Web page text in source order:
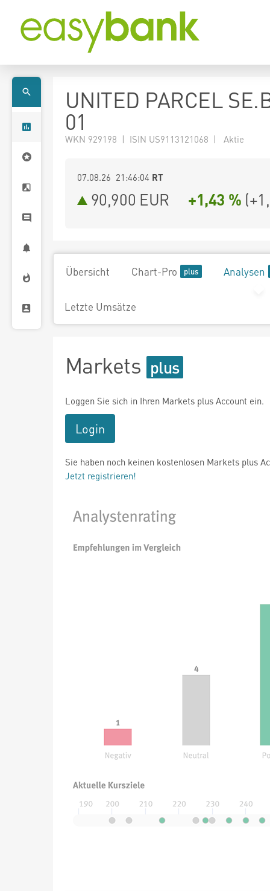
UNITED PARCEL
01
WKN 929198 | ISIN US9113121068 | Aktie
07.08.26 21:46:04 RT
90,900 EUR +1,43 % (
Übersicht Chart-Pro Analysen
Letzte Umsätze
Markets
Loggen Sie sich in Ihren Markets plus Account ein.
Login
Sie haben noch keinen kostenlosen Markets plus
Jetzt registrieren!